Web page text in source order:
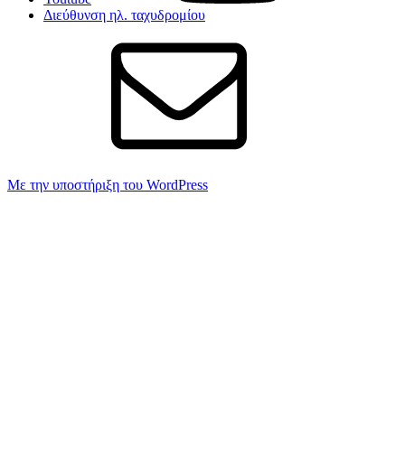
Διεύθυνση ηλ. ταχυδρομίου
Με την υποστήριξη του WordPress